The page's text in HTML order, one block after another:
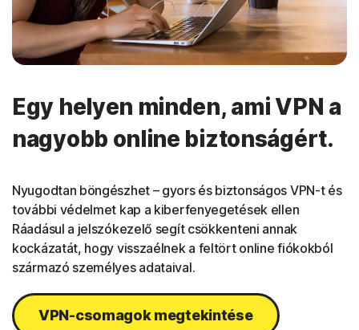
Egy helyen minden, ami VPN a
nagyobb online biztonságért.
Nyugodtan böngészhet – gyors és biztonságos VPN-t és
további védelmet kap a kiberfenyegetések ellen
Ráadásul a jelszókezelő segít csökkenteni annak
kockázatát, hogy visszaélnek a feltört online fiókokból
származó személyes adataival.
VPN-csomagok megtekintése